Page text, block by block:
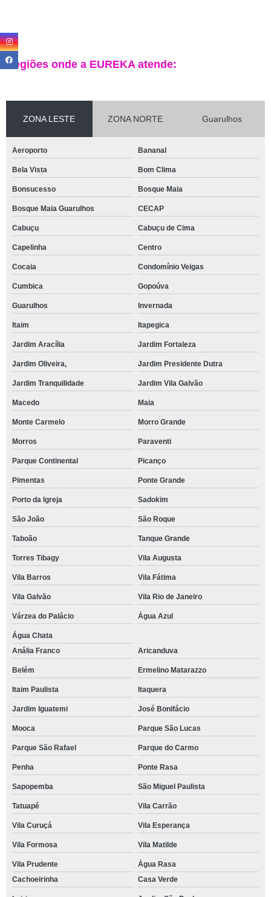
Regiões onde a EUREKA atende:
ZONA LESTE ZONA NORTE Guarulhos
Aeroporto Bananal
Bela Vista Bom Clima
Bonsucesso Bosque Maia
Bosque Maia Guarulhos CECAP
Cabuçu Cabuçu de Cima
Capelinha Centro
Cocaia Condomínio Veigas
Cumbica Gopoúva
Guarulhos Invernada
Itaim Itapegica
Jardim Aracília Jardim Fortaleza
Jardim Oliveira, Jardim Presidente Dutra
Jardim Tranquilidade Jardim Vila Galvão
Macedo Maia
Monte Carmelo Morro Grande
Morros Paraventi
Parque Continental Picanço
Pimentas Ponte Grande
Porto da Igreja Sadokim
São João São Roque
Taboão Tanque Grande
Torres Tibagy Vila Augusta
Vila Barros Vila Fátima
Vila Galvão Vila Rio de Janeiro
Várzea do Palácio Água Azul
Água Chata
Anália Franco
Aricanduva
Belém Ermelino Matarazzo
Itaim Paulista Itaquera
Jardim Iguatemi José Bonifácio
Mooca Parque São Lucas
Parque São Rafael Parque do Carmo
Penha Ponte Rasa
Sapopemba São Miguel Paulista
Tatuapé Vila Carrão
Vila Curuçá Vila Esperança
Vila Formosa Vila Matilde
Vila Prudente
Água Rasa
Cachoeirinha
Casa Verde